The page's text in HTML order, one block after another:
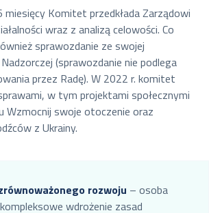
miesięcy Komitet przedkłada Zarządowi
wraz z analizą celowości. Co
sprawozdanie ze swojej
(sprawozdanie nie podlega
przez Radę). W 2022 r. komitet
w tym projektami społecznymi
Wzmocnij swoje otoczenie oraz
z Ukrainy.
rozwoju – osoba
wdrożenie zasad